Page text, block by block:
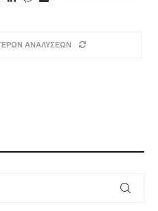
ΑΝΑΛΥΣΕΩΝ